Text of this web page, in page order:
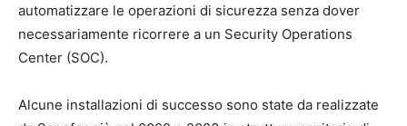
automatizzare le operazioni di sicurezza senza dover
necessariamente ricorrere a un Security Operations
Center (SOC).
Alcune installazioni di successo sono state da realizzate